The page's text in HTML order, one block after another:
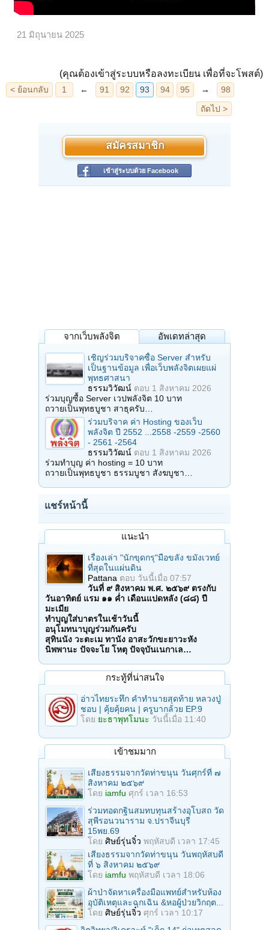
21 มิถุนายน 2025
(คุณต้องเข้าสู่ระบบหรือลงทะเบียน เพื่อที่จะโพสต์)
สมัครสมาชิก
เข้าสู่ระบบด้วย Facebook
จากเว็บพลังจิต อัพเดทล่าสุด
เชิญร่วมบริจาคซื้อ Server สำหรับ
เป็นฐานข้อมูล เพื่อเว็บพลังจิตเผยแผ่
พุทธศาสนา
ธรรมวิวัฒน์ ตอบ 1 สิงหาคม 2026
ร่วมบุญซื้อ Server เวปพลังจิต 10 บาท
ถวายเป็นพุทธบูชา สาธุครับ…
ร่วมบริจาค ค่า Hosting ของเว็บ
พลังจิต ปี 2552 ...2558 -2559 -2560
- 2561 -2564
ธรรมวิวัฒน์ ตอบ 1 สิงหาคม 2026
ร่วมทำบุญ ค่า hosting = 10 บาท
ถวายเป็นพุทธบูชา ธรรมบูชา สังฆบูชา…
แชร์หน้านี้
แนะนำ
เรื่องเล่า "นักขุดกรุ"มือขลัง ขมังเวทย์
ที่สุดในแผ่นดิน
Pattana ตอบ วันนี้เมื่อ 07:57
วันที่ ๙ สิงหาคม พ.ศ. ๒๕๖๙ ตรงกับ
วันอาทิตย์ แรม ๑๑ ค่ำ เดือนแปดหลัง (๘๘) ปี
มะเมีย
ทำบุญใส่บาตรในเช้าวันนี้
อนุโมทนาบุญร่วมกันครับ
สุทินนัง วะตะเม ทานัง อาสะวักขะยาวะหัง
นิพพานะ ปัจจะโย โหตุ ปัจจุบันเนกาเล…
กระทู้ที่น่าสนใจ
อ่าวไทยระทึก คำทำนายสุดท้าย หลวงปู่
ชอบ | คุ้ยคุ้ยคน | ครูบากล้วย EP.9
โดย ยะธาพุทโมนะ วันนี้เมื่อ 11:40
เข้าชมมาก
เสียงธรรมจากวัดท่าขนุน วันศุกร์ที่ ๗
สิงหาคม ๒๕๖๙
โดย iamfu ศุกร์ เวลา 16:53
ร่วมทอดกฐินสมทบทุนสร้างอุโบสถ วัด
สุพีรอนวนาราม จ.ปราจีนบุรี
15พย.69
โดย ศิษย์รุ่นจิ๋ว พฤหัสบดี เวลา 17:45
เสียงธรรมจากวัดท่าขนุน วันพฤหัสบดี
ที่ ๖ สิงหาคม ๒๕๖๙
โดย iamfu พฤหัสบดี เวลา 18:06
ผ้าป่าจัดหาเครื่องมือแพทย์สำหรับห้อง
อุบัติเหตุและฉุกเฉิน &หอผู้ป่วยวิกฤต...
โดย ศิษย์รุ่นจิ๋ว ศุกร์ เวลา 10:17